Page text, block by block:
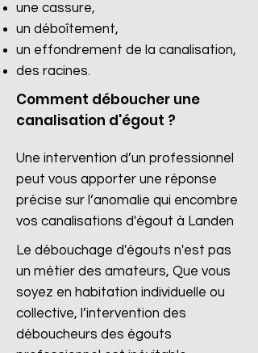
une cassure,
un déboîtement,
un effondrement de la canalisation,
des racines.​
Comment déboucher une
canalisation d'égout ?
Une intervention d’un professionnel
peut vous apporter une réponse
précise sur l’anomalie qui encombre
vos canalisations d'égout à Landen
Le débouchage d'égouts n'est pas
un métier des amateurs, Que vous
soyez en habitation individuelle ou
collective, l’intervention des
déboucheurs des égouts